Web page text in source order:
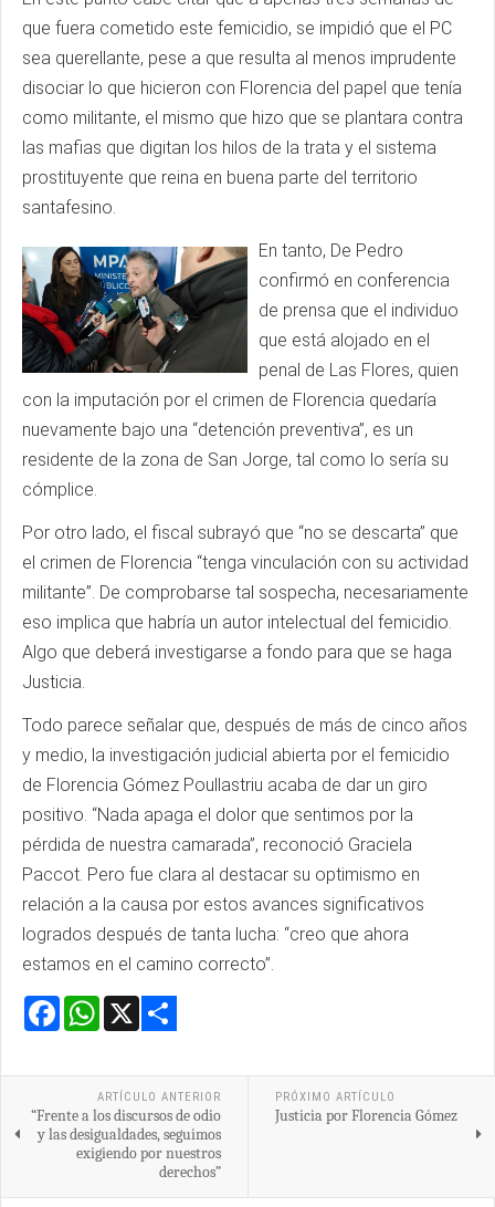
que fuera cometido este femicidio, se impidió que el PC
sea querellante, pese a que resulta al menos imprudente
disociar lo que hicieron con Florencia del papel que tenía
como militante, el mismo que hizo que se plantara contra
las mafias que digitan los hilos de la trata y el sistema
prostituyente que reina en buena parte del territorio
santafesino.
En tanto, De Pedro
confirmó en conferencia
de prensa que el individuo
que está alojado en el
penal de Las Flores, quien
con la imputación por el crimen de Florencia quedaría
nuevamente bajo una “detención preventiva”, es un
residente de la zona de San Jorge, tal como lo sería su
cómplice.
Por otro lado, el fiscal subrayó que “no se descarta” que
el crimen de Florencia “tenga vinculación con su actividad
militante”. De comprobarse tal sospecha, necesariamente
eso implica que habría un autor intelectual del femicidio.
Algo que deberá investigarse a fondo para que se haga
Justicia.
Todo parece señalar que, después de más de cinco años
y medio, la investigación judicial abierta por el femicidio
de Florencia Gómez Poullastriu acaba de dar un giro
positivo. “Nada apaga el dolor que sentimos por la
pérdida de nuestra camarada”, reconoció Graciela
Paccot. Pero fue clara al destacar su optimismo en
relación a la causa por estos avances significativos
logrados después de tanta lucha: “creo que ahora
estamos en el camino correcto”.
Facebook
WhatsApp
ARTÍCULO ANTERIOR
“Frente a los discursos de odio
y las desigualdades, seguimos
exigiendo por nuestros
derechos”
PRÓXIMO ARTÍCULO
Justicia por Florencia Gómez